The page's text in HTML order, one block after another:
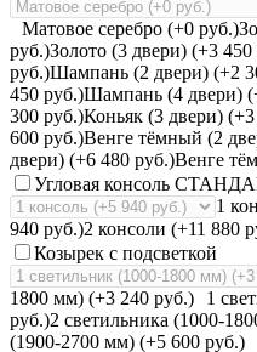
Матовое серебро (+0 руб.)
руб.)Золото (3 двери) (+3 450
руб.)Шампань (2 двери) (+2
450 руб.)Шампань (4 двери)
300 руб.)Коньяк (3 двери)
600 руб.)Венге тёмный (2
двери) (+6 480 руб.)Венге
Угловая консоль
1
940 руб.)2 консоли (+11 880
Козырек с подсветкой
1800 мм) (+3 240 руб.)
1
руб.)2 светильника (1000-
(1900-2700 мм) (+5 600 руб.)